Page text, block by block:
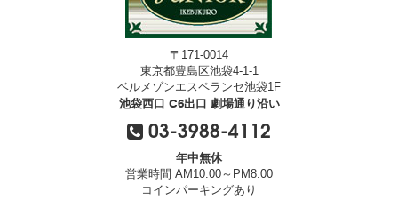
〒171-0014
東京都豊島区池袋4-1-1
ベルメゾンエスペランセ池袋1F
池袋西口 C6出口 劇場通り沿い
03-3988-4112
年中無休
営業時間 AM10:00～PM8:00
コインパーキングあり